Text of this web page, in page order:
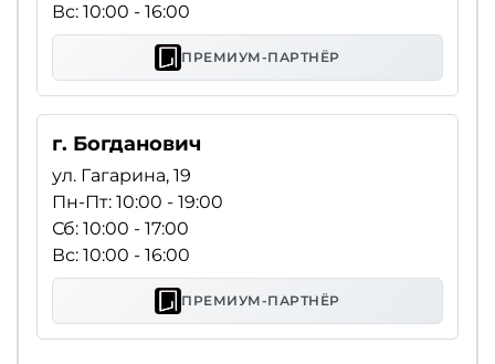
Вс: 10:00 - 16:00
ПРЕМИУМ-ПАРТНЁР
г. Богданович
ул. Гагарина, 19
Пн-Пт: 10:00 - 19:00
Сб: 10:00 - 17:00
Вс: 10:00 - 16:00
ПРЕМИУМ-ПАРТНЁР